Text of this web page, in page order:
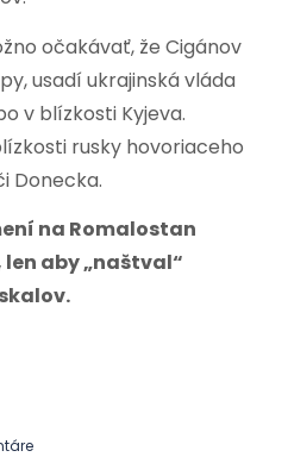
očakávať, že Cigánov
usadí ukrajinská vláda
v blízkosti Kyjeva.
rusky hovoriaceho
Donecka.
na Romalostan
aby „naštval“